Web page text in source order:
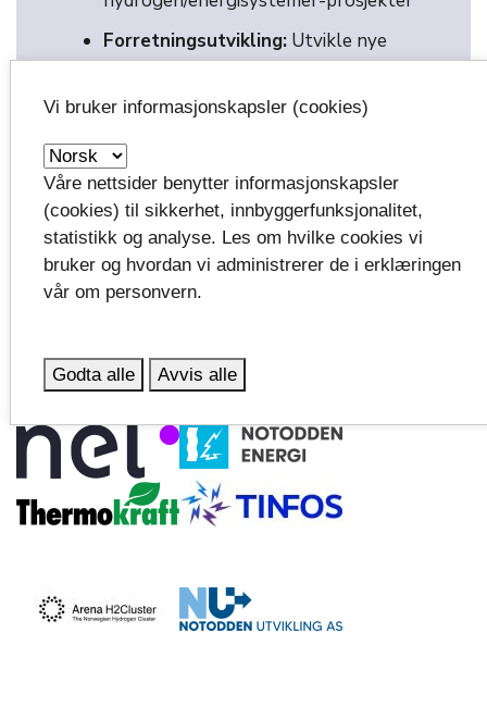
Forretningsutvikling: Utvikle nye
mulighet for nye joint-venture
Publisert:
23.05.2025
19.06.2026 kl.10:51
Vi bruker informasjonskapsler (cookies)
Våre nettsider benytter informasjonskapsler
(cookies) til sikkerhet, innbyggerfunksjonalitet,
statistikk og analyse. Les om hvilke cookies vi
bruker og hvordan vi administrerer de i erklæringen
vår om personvern.
Godta alle Avvis alle